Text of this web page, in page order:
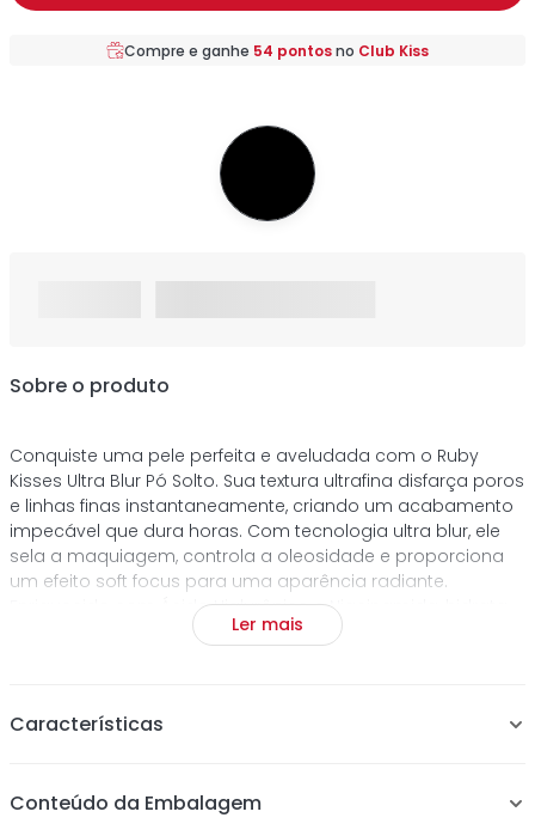
Compre e ganhe 54 pontosno Club Kiss
Sobre o produto
Conquiste uma pele perfeita e aveludada com o Ruby
Kisses Ultra Blur Pó Solto. Sua textura ultrafina disfarça poros
e linhas finas instantaneamente, criando um acabamento
impecável que dura horas. Com tecnologia ultra blur, ele
sela a maquiagem, controla a oleosidade e proporciona
um efeito soft focus para uma aparência radiante.
Enriquecido com Ácido Hialurônico e Niacinamida, hidrata,
uniformiza o tom da pele e previne o envelhecimento
Ler mais
Características
Acabamento Impecável: Pele aveludada e sem
Conteúdo da Embalagem